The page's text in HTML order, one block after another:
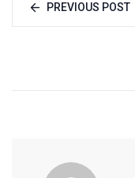
PREVIOUS POST